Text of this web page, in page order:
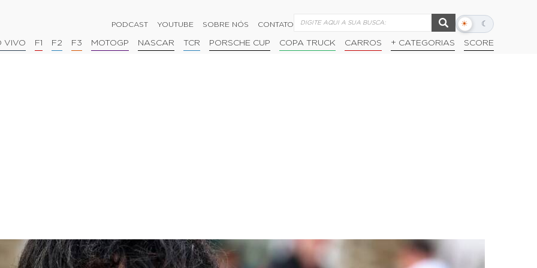
PODCAST YOUTUBE SOBRE NÓS CONTATO ☀ ☾
Alternar
escuro
VIVO F1 F2 F3 MOTOGP NASCAR TCR PORSCHE CUP COPA TRUCK CARROS + CATEGORIAS SCORE